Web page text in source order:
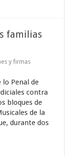
familias
y firmas
lo Penal de
contra
bloques de
de la
durante dos